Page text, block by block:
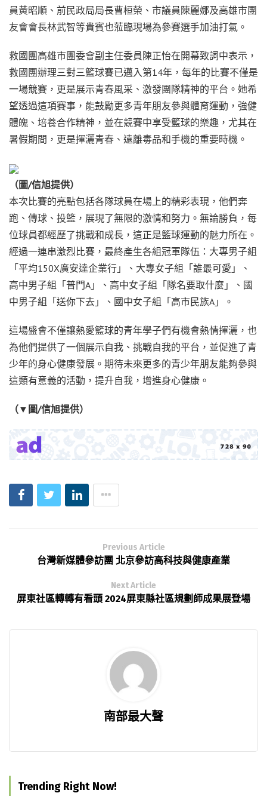
員黃昭順、前民政局局長曹桓榮、市議員陳麗娜及高雄市團
友會會長林武智等貴賓也蒞臨現場為參賽選手加油打氣。
救國團高雄市團委會副主任委員陳正怡在開幕致詞中表示，
救國團辦理三對三籃球賽已邁入第14年，每年的比賽不僅是
一場競賽，更是展示青春風采、激發團隊精神的平台。她希
望透過這項賽事，能鼓勵更多青年朋友參與體育運動，強健
體魄、培養合作精神，並在競賽中享受籃球的樂趣，尤其在
暑假期間，更是揮灑青春、遠離毒品和手機的重要時機。
（圖/信旭提供）
本次比賽的亮點包括各隊球員在場上的精彩表現，他們奔
跑、傳球、投籃，展現了無限的激情和努力。無論勝負，每
位球員都經歷了挑戰和成長，這正是籃球運動的魅力所在。
經過一連串激烈比賽，最終產生各組冠軍隊伍：大專男子組
「平均150X廣安達企業行」、大專女子組「誰最可愛」、
高中男子組「普門A」、高中女子組「隊名要取什麼」、國
中男子組「送你下去」、國中女子組「高市民族A」。
這場盛會不僅讓熱愛籃球的青年學子們有機會熱情揮灑，也
為他們提供了一個展示自我、挑戰自我的平台，並促進了青
少年的身心健康發展。期待未來更多的青少年朋友能夠參與
這類有意義的活動，提升自我，增進身心健康。
（▼圖/信旭提供）
Previous Article
台灣新媒體參訪團 北京參訪高科技與健康產業
Next Article
屏東社區轉轉有看頭 2024屏東縣社區規劃師成果展登場
南部最大聲
Trending Right Now!